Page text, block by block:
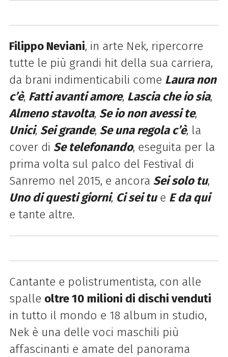
Filippo Neviani, in arte Nek, ripercorre
tutte le più grandi hit della sua carriera,
da brani indimenticabili come Laura non
c’è, Fatti avanti amore, Lascia che io sia,
Almeno stavolta, Se io non avessi te,
Unici, Sei grande, Se una regola c’è, la
cover di Se telefonando, eseguita per la
prima volta sul palco del Festival di
Sanremo nel 2015, e ancora Sei solo tu,
Uno di questi giorni, Ci sei tue E da qui
e tante altre.
Cantante e polistrumentista, con alle
spalle oltre 10 milioni di dischi venduti
in tutto il mondo e 18 album in studio,
Nek è una delle voci maschili più
affascinanti e amate del panorama